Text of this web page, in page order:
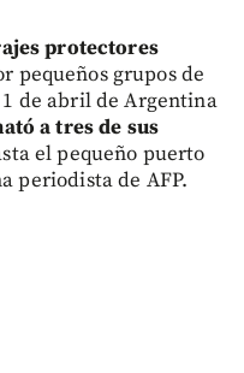
protectores
pequeños grupos de
de abril de Argentina
a tres de sus
el pequeño puerto
periodista de AFP.